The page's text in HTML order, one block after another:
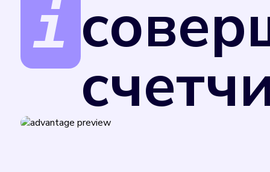
Поверка счетчиков обеспечивает